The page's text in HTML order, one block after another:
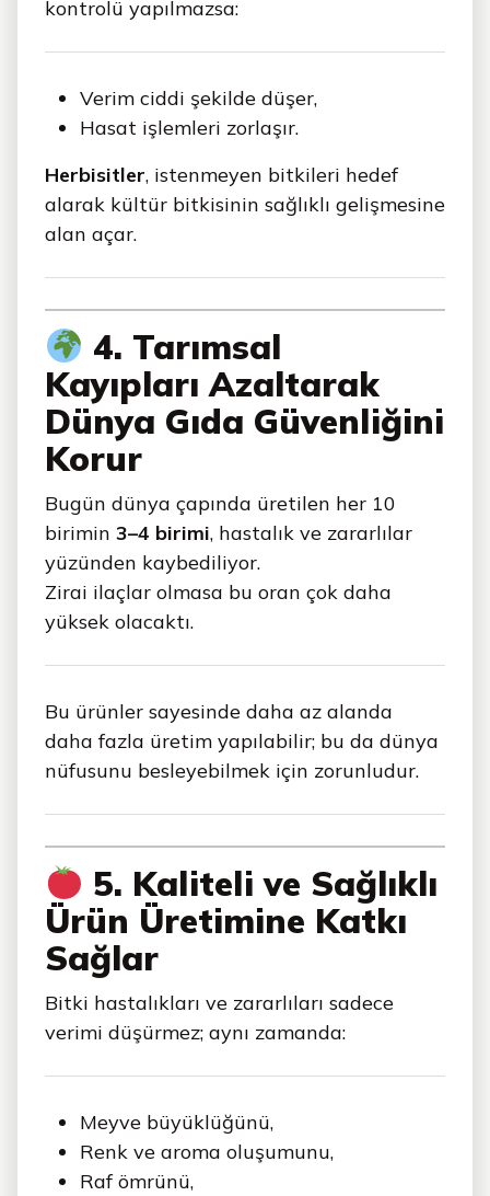
kontrolü yapılmazsa:
Verim ciddi şekilde düşer,
Hasat işlemleri zorlaşır.
Herbisitler, istenmeyen bitkileri hedef
alarak kültür bitkisinin sağlıklı gelişmesine
alan açar.
4. Tarımsal
Kayıpları Azaltarak
Dünya Gıda Güvenliğini
Korur
Bugün dünya çapında üretilen her 10
birimin 3–4 birimi, hastalık ve zararlılar
yüzünden kaybediliyor.
Zirai ilaçlar olmasa bu oran çok daha
yüksek olacaktı.
Bu ürünler sayesinde daha az alanda
daha fazla üretim yapılabilir; bu da dünya
nüfusunu besleyebilmek için zorunludur.
5. Kaliteli ve Sağlıklı
Ürün Üretimine Katkı
Sağlar
Bitki hastalıkları ve zararlıları sadece
verimi düşürmez; aynı zamanda:
Meyve büyüklüğünü,
Renk ve aroma oluşumunu,
Raf ömrünü,